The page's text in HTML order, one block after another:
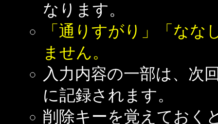
なります。
「通りすがり」「な
ません。
入力内容の一部は、次
に記録されます。
削除キーを覚えておく